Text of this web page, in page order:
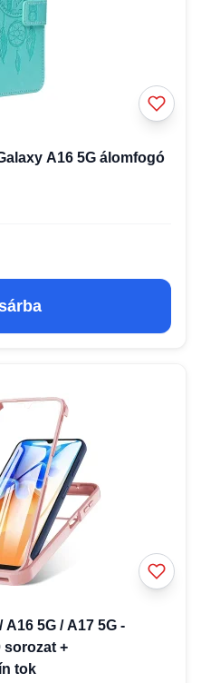
A16 5G álomfogó
5G / A17 5G -
sorozat +
tok